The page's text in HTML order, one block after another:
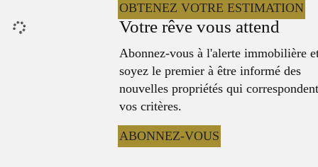
OBTENEZ VOTRE ESTIMATION
Votre rêve vous attend
Abonnez-vous à l'alerte immobilière
soyez le premier à être informé des
nouvelles propriétés qui
vos critères.
ABONNEZ-VOUS